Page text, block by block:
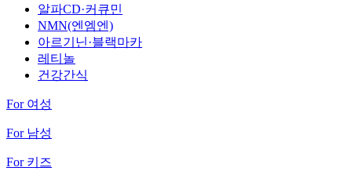
알파CD·커큐민
NMN(엔엠엔)
아르기닌·블랙마카
레티놀
건강간식
For 여성
For 남성
For 키즈